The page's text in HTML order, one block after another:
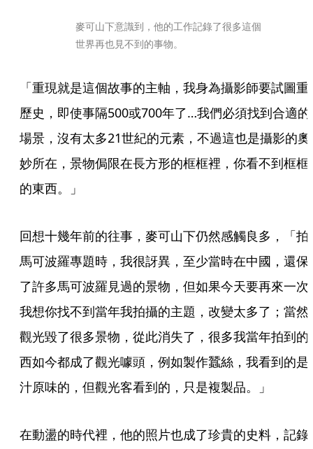
麥可山下意識到，他的工作記錄了很多這個
世界再也見不到的事物。
「重現就是這個故事的主軸，我身為攝影師要試圖重
歷史，即使事隔500或700年了…我們必須找到合適的
場景，沒有太多21世紀的元素，不過這也是攝影的奧
妙所在，景物侷限在長方形的框框裡，你看不到框框
的東西。」
回想十幾年前的往事，麥可山下仍然感觸良多，「拍
馬可波羅專題時，我很訝異，至少當時在中國，還保
了許多馬可波羅見過的景物，但如果今天要再來一次
我想你找不到當年我拍攝的主題，改變太多了；當然
觀光毀了很多景物，從此消失了，很多我當年拍到的
西如今都成了觀光噱頭，例如製作蠶絲，我看到的是
汁原味的，但觀光客看到的，只是複製品。」
在動盪的時代裡，他的照片也成了珍貴的史料，記錄